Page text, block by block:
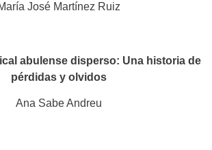
José Martínez Ruiz
abulense disperso: Una historia de
pérdidas y olvidos
Ana Sabe Andreu